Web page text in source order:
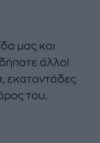
μας και
άλλο!
εκατοντάδες
του.